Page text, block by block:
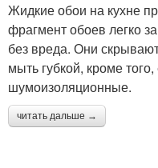
Жидкие обои на кухне
фрагмент обоев легко
без вреда. Они
мыть губкой, кроме того,
шумоизоляционные.
читать дальше →